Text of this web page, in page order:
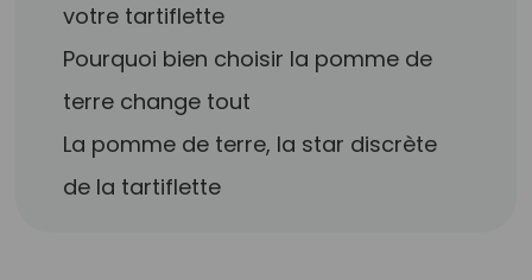
votre tartiflette
Pourquoi bien choisir la pomme de
terre change tout
La pomme de terre, la star discrète
de la tartiflette